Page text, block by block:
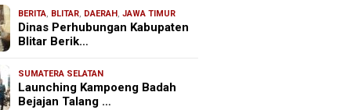
BERITA, BLITAR, DAERAH ,JAWA TIMUR
Dinas Perhubungan Kabupaten
Blitar Berik…
SUMATERA SELATAN
Launching Kampoeng Badah
Bejajan Talang …